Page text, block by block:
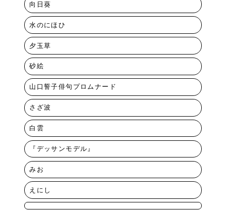
向日葵
水のにほひ
夕玉草
砂絵
山口誓子俳句プロムナード
さざ波
白雲
『デッサンモデル』
みお
えにし